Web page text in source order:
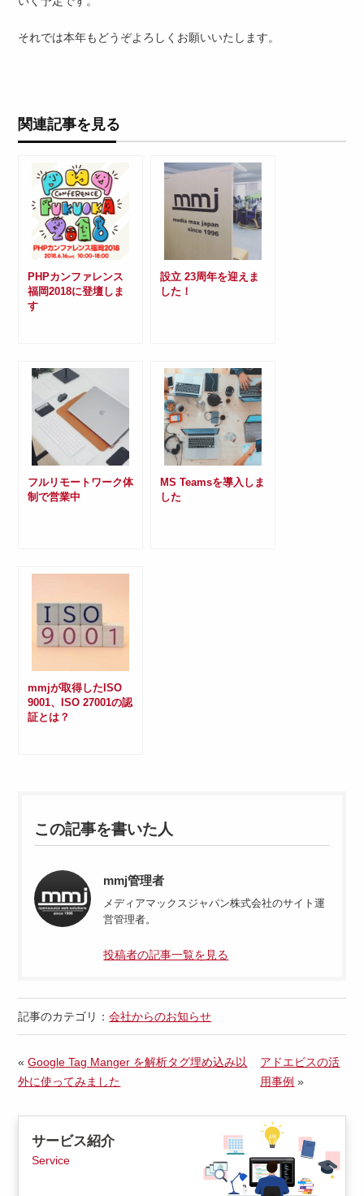
それでは本年もどうぞよろしくお願いいたします。
関連記事を見る
PHPカンファレンス
福岡2018に登壇しま
す
設立 23周年を迎えま
した！
フルリモートワーク体
制で営業中
MS Teamsを導入しま
した
mmjが取得したISO
9001、ISO 27001の認
証とは？
この記事を書いた人
mmj管理者
メディアマックスジャパン株式会社のサイト運
営管理者。
投稿者の記事一覧を見る
記事のカテゴリ：会社からのお知らせ
«Google Tag Manger を解析タグ埋め込み以
外に使ってみました
アドエビスの活
用事例 »
サービス紹介
Service